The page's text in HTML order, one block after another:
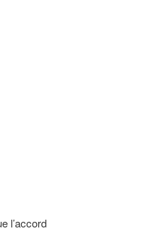
l’accord